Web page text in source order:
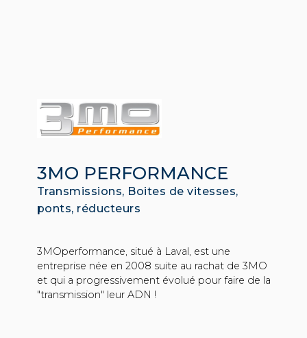
3MO PERFORMANCE
Transmissions, Boites de vitesses,
ponts, réducteurs
3MOperformance, situé à Laval, est une
entreprise née en 2008 suite au rachat de 3MO
et qui a progressivement évolué pour faire de la
"transmission" leur ADN !